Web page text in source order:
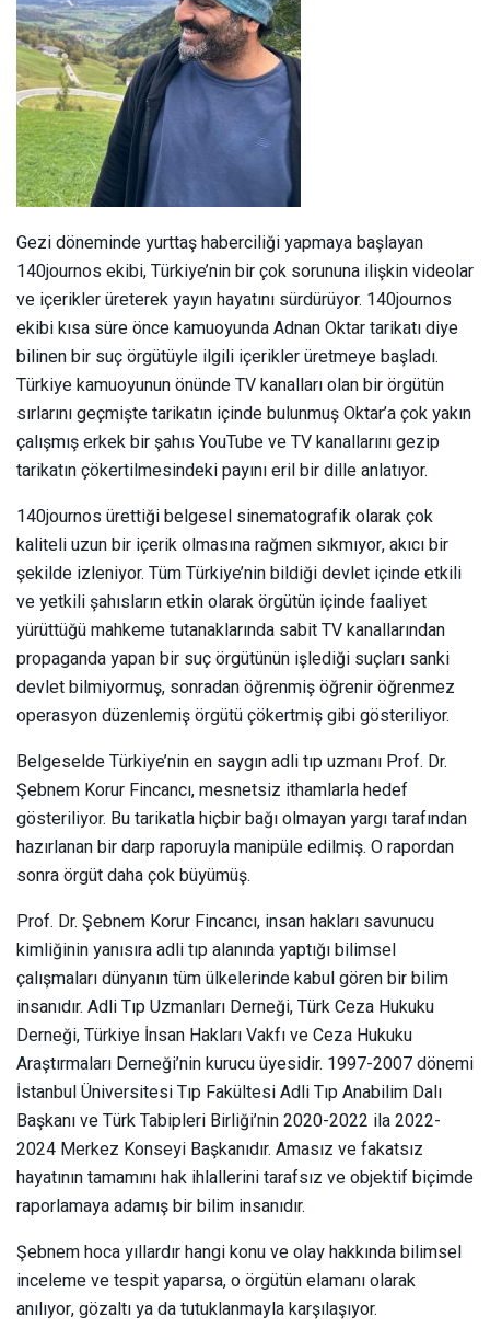
Gezi döneminde yurttaş haberciliği yapmaya başlayan
140journos ekibi, Türkiye’nin bir çok sorununa ilişkin videolar
ve içerikler üreterek yayın hayatını sürdürüyor. 140journos
ekibi kısa süre önce kamuoyunda Adnan Oktar tarikatı diye
bilinen bir suç örgütüyle ilgili içerikler üretmeye başladı.
Türkiye kamuoyunun önünde TV kanalları olan bir örgütün
sırlarını geçmişte tarikatın içinde bulunmuş Oktar’a çok yakın
çalışmış erkek bir şahıs YouTube ve TV kanallarını gezip
tarikatın çökertilmesindeki payını eril bir dille anlatıyor.
140journos ürettiği belgesel sinematografik olarak çok
kaliteli uzun bir içerik olmasına rağmen sıkmıyor, akıcı bir
şekilde izleniyor. Tüm Türkiye’nin bildiği devlet içinde etkili
ve yetkili şahısların etkin olarak örgütün içinde faaliyet
yürüttüğü mahkeme tutanaklarında sabit TV kanallarından
propaganda yapan bir suç örgütünün işlediği suçları sanki
devlet bilmiyormuş, sonradan öğrenmiş öğrenir öğrenmez
operasyon düzenlemiş örgütü çökertmiş gibi gösteriliyor.
Belgeselde Türkiye’nin en saygın adli tıp uzmanı Prof. Dr.
Şebnem Korur Fincancı, mesnetsiz ithamlarla hedef
gösteriliyor. Bu tarikatla hiçbir bağı olmayan yargı tarafından
hazırlanan bir darp raporuyla manipüle edilmiş. O rapordan
sonra örgüt daha çok büyümüş.
Prof. Dr. Şebnem Korur Fincancı, insan hakları savunucu
kimliğinin yanısıra adli tıp alanında yaptığı bilimsel
çalışmaları dünyanın tüm ülkelerinde kabul gören bir bilim
insanıdır. Adli Tıp Uzmanları Derneği, Türk Ceza Hukuku
Derneği, Türkiye İnsan Hakları Vakfı ve Ceza Hukuku
Araştırmaları Derneği’nin kurucu üyesidir. 1997-2007 dönemi
İstanbul Üniversitesi Tıp Fakültesi Adli Tıp Anabilim Dalı
Başkanı ve Türk Tabipleri Birliği’nin 2020-2022 ila 2022-
2024 Merkez Konseyi Başkanıdır. Amasız ve fakatsız
hayatının tamamını hak ihlallerini tarafsız ve objektif biçimde
raporlamaya adamış bir bilim insanıdır.
Şebnem hoca yıllardır hangi konu ve olay hakkında bilimsel
inceleme ve tespit yaparsa, o örgütün elamanı olarak
anılıyor, gözaltı ya da tutuklanmayla karşılaşıyor.